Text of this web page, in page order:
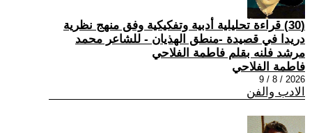
(30) قراءة تحليلية أدبية وتفكيكية وفق منهج نظرية
دريدا في قصيدة -منطق الهذيان - للشاعر محمد
مرشد فلنه بقلم فاطمة الفلاحي
فاطمة الفلاحي
2026 / 8 / 9
الادب والفن